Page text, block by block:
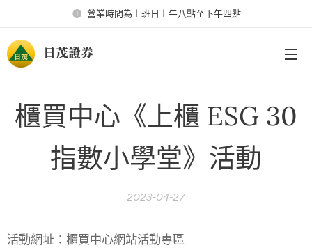
營業時間為上班日上午八點至下午四點
日茂證券
櫃買中心《上櫃 ESG 30
指數小學堂》活動
2023-04-27
活動網址：櫃買中心網站活動專區